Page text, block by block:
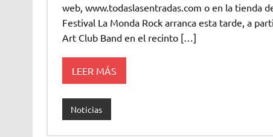
web, www.todaslasentradas.com o en la tienda
Festival La Monda Rock arranca esta tarde, a
Art Club Band en el recinto […]
LEER MÁS
Noticias